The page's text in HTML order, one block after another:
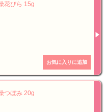
花びら 15g
つぼみ 20g